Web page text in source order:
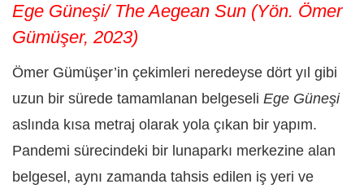
Ege Güneşi/ The Aegean Sun (Yön. Ömer
Gümüşer, 2023)
Ömer Gümüşer’in çekimleri neredeyse dört yıl gibi
uzun bir sürede tamamlanan belgeseli Ege Güneşi
aslında kısa metraj olarak yola çıkan bir yapım.
Pandemi sürecindeki bir lunaparkı merkezine alan
belgesel, aynı zamanda tahsis edilen iş yeri ve